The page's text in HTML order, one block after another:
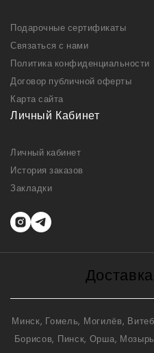
Подарочные сертификаты
Связаться с нами
Политика конфиденциальности
Договор публичной оферты
Карта сайта
Личный Кабинет
Личный кабинет
История заказов
Закладки
Минск, Гомель, Могилёв,
Борисов, Пинск, Орша,